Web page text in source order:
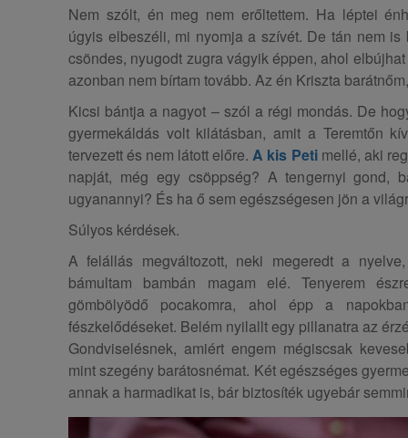
Nem szólt, én meg nem erőltettem. Ha léptei
úgyis elbeszéli, mi nyomja a szívét. De tán nem is
csöndes, nyugodt zugra vágyik éppen, ahol
azonban nem bírtam tovább. Az én Kriszta
Kicsi bántja a nagyot – szól a régi mondás. De
gyermekáldás volt kilátásban, amit a Teremtőn
tervezett és nem látott előre.A kis Petimellé, aki
napját, még egy csöppség? A tengernyi gond,
ugyanannyi? És ha ő sem egészségesen jön a
Súlyos kérdések.
A felállás megváltozott, neki megeredt a
bámultam bambán magam elé. Tenyerem
gömbölyödő pocakomra, ahol épp a
fészkelődéseket. Belém nyilallt egy pillanatra az
Gondviselésnek, amiért engem mégiscsak
mint szegény barátosnémat. Két egészséges
annak a harmadikat is, bár biztosíték ugyebár